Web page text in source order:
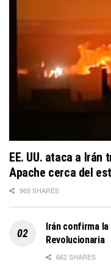
EE. UU. ataca a Irán
Apache cerca del
969 SHARES
Irán confirma
Revolucionaria
662 SHARES